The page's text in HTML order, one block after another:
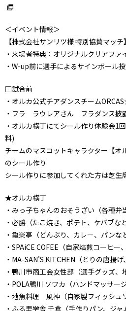
＜イベント情報＞
【株式会社サンリツ様 特別協賛マッチ】
・来場者特典：オリジナルクリアファ
・W-up前に選手によるサインボール
□試合前
・オルカ公式チアダンスチーム
・フラ ラウレアさん フラダンス披
・オルカ横丁にてシール作り体験会1
料)
チームのマスコットキャラクター【オ
のシール作り
シール作りに参加してくれた方は芝生
★オルカ横丁
・みっ子ちゃんのおそうざい（各種弁
・必勝（たこ焼き、ポテト、ケバブなど
・亀楽亭（どんぶり、カレー、パンな
・SPAiCE COFEE（自家焙煎コーヒー
・MA-SAN'S KITCHEN（とりの唐揚げ
・鴨川市商工会女性部（選手グッズ、
・POLA鴨川 ソワカ（ハンドマッサー
・地魚料理 風神（自家製フィッシュ
・ふる里学舎 千倉（手作りパン、ジャ